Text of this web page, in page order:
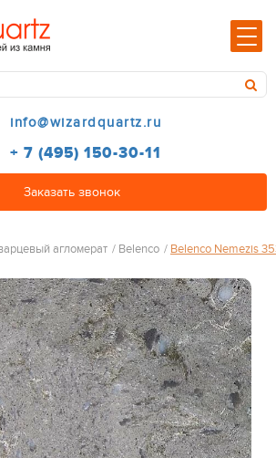
info@wizardquartz.ru
+ 7 (495) 150-30-11
Заказать звонок
агломерат / Belenco / Belenco Nemezis